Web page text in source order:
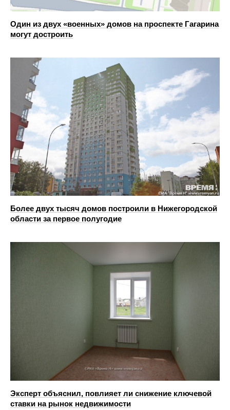
Один из двух «военных» домов на проспекте Гагарина
могут достроить
Более двух тысяч домов построили в Нижегородской
области за первое полугодие
Эксперт объяснил, повлияет ли снижение ключевой
ставки на рынок недвижимости